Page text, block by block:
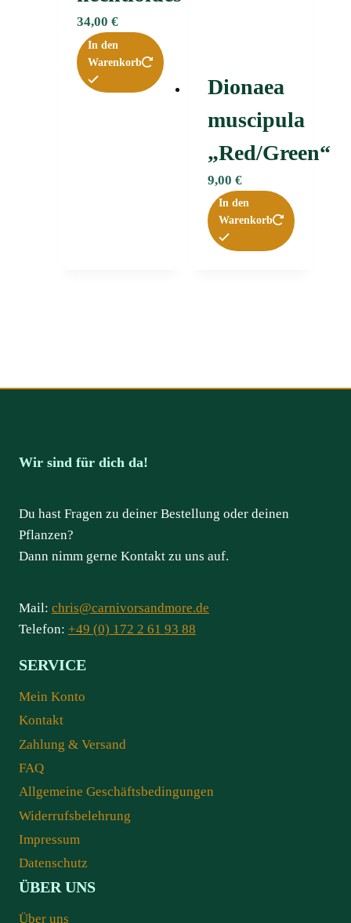
34,00 €
In den
Warenkorb
Dionaea
muscipula
„Red/Green“
9,00 €
In den
Warenkorb
Wir sind für dich da!
Du hast Fragen zu deiner Bestellung oder deinen
Pflanzen?
Dann nimm gerne Kontakt zu uns auf.
Mail: chris@carnivorsandmore.de
Telefon: +49 (0) 172 2 61 93 88
SERVICE
Mein Konto
Kontakt
Zahlung & Versand
FAQ
Allgemeine Geschäftsbedingungen
Widerrufsbelehrung
Impressum
Datenschutz
ÜBER UNS
Über uns